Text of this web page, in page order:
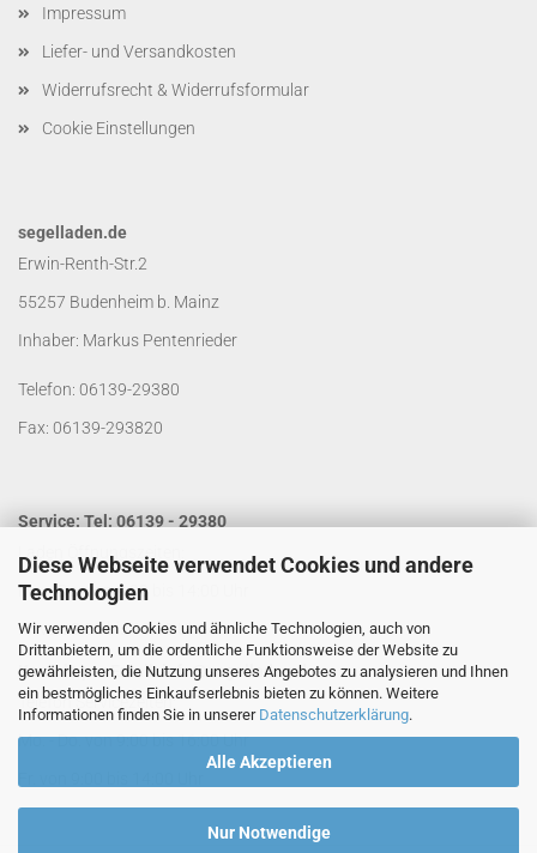
Diese Webseite verwendet Cookies und andere
Technologien
Wir verwenden Cookies und ähnliche Technologien, auch von
Drittanbietern, um die ordentliche Funktionsweise der Website zu
gewährleisten, die Nutzung unseres Angebotes zu analysieren und Ihnen
ein bestmögliches Einkaufserlebnis bieten zu können. Weitere
Informationen finden Sie in unserer Datenschutzerklärung.
Alle Akzeptieren
Nur Notwendige
Impressum
Liefer- und Versandkosten
Widerrufsrecht & Widerrufsformular
Cookie Einstellungen
segelladen.de
Erwin-Renth-Str.2
55257 Budenheim b. Mainz
Inhaber: Markus Pentenrieder
Telefon: 06139-29380
Fax: 06139-293820
Service: Tel: 06139 - 29380
Laden Öffnungszeiten:
Mo. - Do. von 9:00 bis 14:00 Uhr
Fr. von 9:00 bis 13:00 Uhr
Kontakt per Email:info@segelladen.de
Telefon Servicezeiten:
Mo. - Do. von 9:00 bis 16:00 Uhr